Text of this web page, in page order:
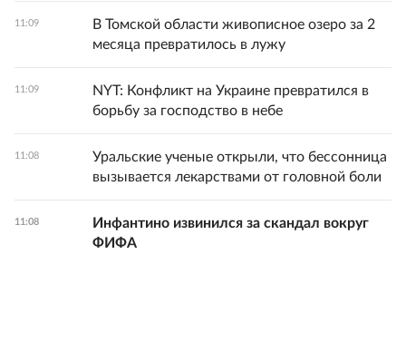
11:09
В Томской области живописное озеро за 2
месяца превратилось в лужу
11:09
NYT: Конфликт на Украине превратился в
борьбу за господство в небе
11:08
Уральские ученые открыли, что бессонница
вызывается лекарствами от головной боли
11:08
Инфантино извинился за скандал вокруг
ФИФА